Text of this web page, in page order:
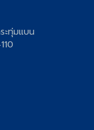
ะทุ่มแบน